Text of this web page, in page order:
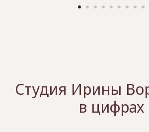
Студия Ирины
в цифрах